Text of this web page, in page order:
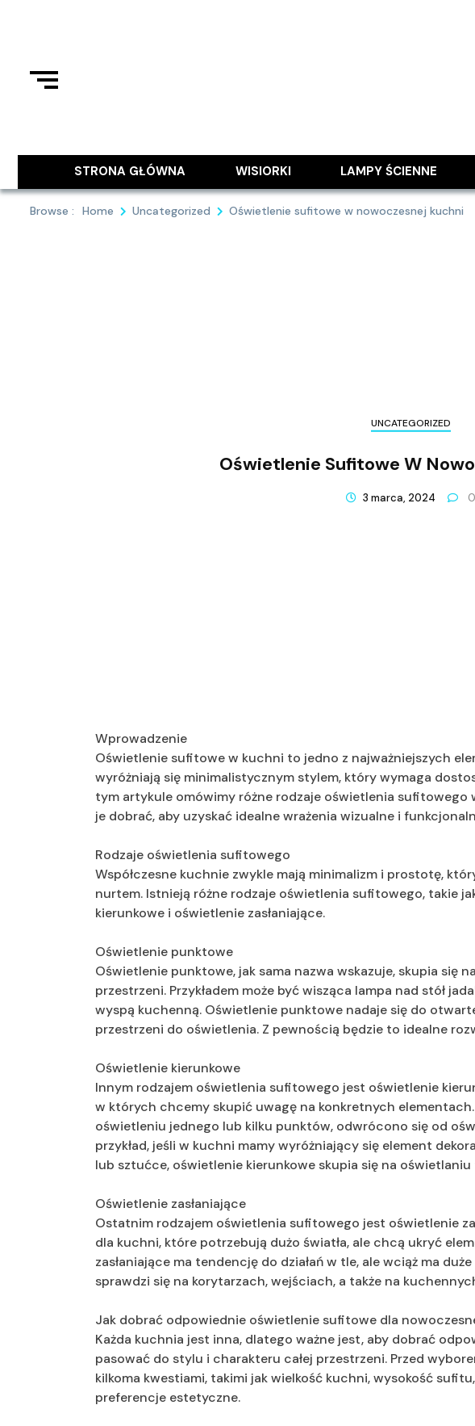
9MAJA
STRONA GŁÓWNA
WISIORKI LAMPY ŚCIENNE
Browse : Home Uncategorized Oświetlenie sufitowe w nowoczesnej kuchni
UNCATEGORIZED
Oświetlenie Sufitowe W
3 marca, 2024 0
Wprowadzenie
Oświetlenie sufitowe w kuchni to jedno z najważniejszych
wyróżniają się minimalistycznym stylem, który wymaga
tym artykule omówimy różne rodzaje oświetlenia
je dobrać, aby uzyskać idealne wrażenia wizualne i
Rodzaje oświetlenia sufitowego
Współczesne kuchnie zwykle mają minimalizm i prostotę,
nurtem. Istnieją różne rodzaje oświetlenia sufitowego, takie
kierunkowe i oświetlenie zasłaniające.
Oświetlenie punktowe
Oświetlenie punktowe, jak sama nazwa wskazuje, skupia się
przestrzeni. Przykładem może być wisząca lampa nad stół
wyspą kuchenną. Oświetlenie punktowe nadaje się do
przestrzeni do oświetlenia. Z pewnością będzie to idealne
Oświetlenie kierunkowe
Innym rodzajem oświetlenia sufitowego jest oświetlenie
w których chcemy skupić uwagę na konkretnych
oświetleniu jednego lub kilku punktów, odwrócono się od
przykład, jeśli w kuchni mamy wyróżniający się element
lub sztućce, oświetlenie kierunkowe skupia się na
Oświetlenie zasłaniające
Ostatnim rodzajem oświetlenia sufitowego jest oświetlenie
dla kuchni, które potrzebują dużo światła, ale chcą ukryć
zasłaniające ma tendencję do działań w tle, ale wciąż ma
sprawdzi się na korytarzach, wejściach, a także na
Jak dobrać odpowiednie oświetlenie sufitowe dla
Każda kuchnia jest inna, dlatego ważne jest, aby dobrać
pasować do stylu i charakteru całej przestrzeni. Przed
kilkoma kwestiami, takimi jak wielkość kuchni, wysokość
preferencje estetyczne.